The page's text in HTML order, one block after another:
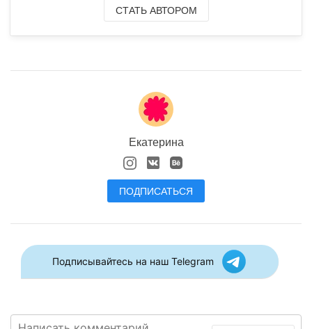
СТАТЬ АВТОРОМ
Екатерина
ПОДПИСАТЬСЯ
Подписывайтесь на наш Telegram